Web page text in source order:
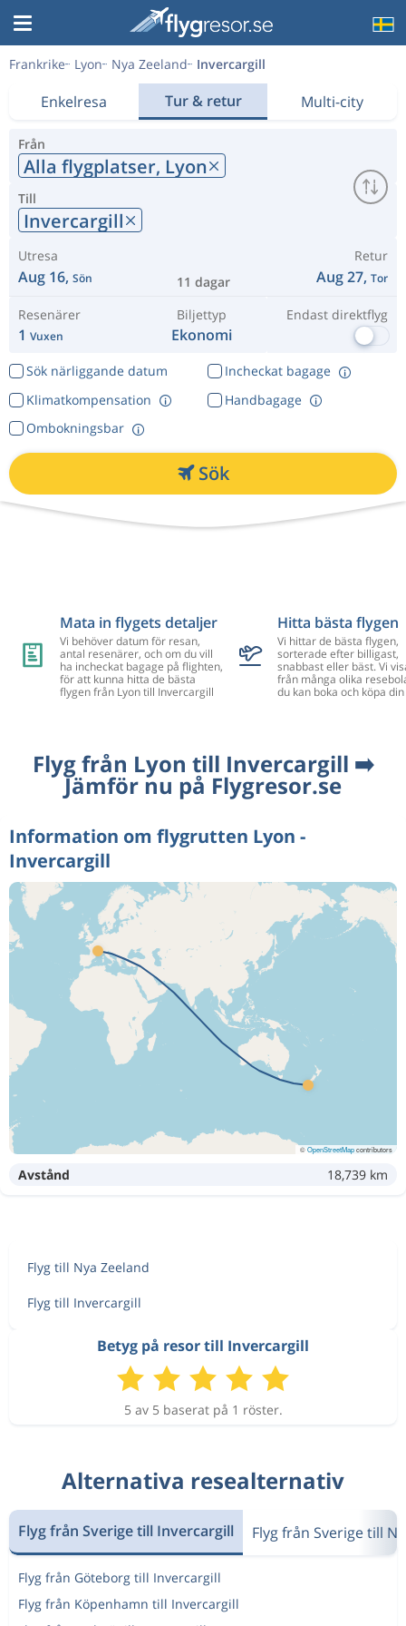
Frankrike Lyon Nya Zeeland Invercargill
Enkelresa Tur & retur Multi-city
Från
Alla flygplatser, Lyon
Till
Invercargill
Utresa
Aug 16, Sön 11 dagar
Retur
Aug 27, Tor
Resenärer
1 Vuxen
Biljettyp
Ekonomi
Endast direktflyg
Sök närliggande datum
Incheckat bagage
Klimatkompensation
Ombokningsbar
Handbagage
Sök
Mata in flygets detaljer
Vi behöver datum för resan,
antal resenärer, och om du vill
ha incheckat bagage på flighten,
för att kunna hitta de bästa
flygen från Lyon till Invercargill
Hitta bästa flygen
Vi hittar de bästa flygen,
sorterade efter billigast,
snabbast eller bäst. Vi
från många olika
du kan boka och köpa
Flyg från Lyon till Invercargill ➡️
Jämför nu på Flygresor.se
Information om flygrutten Lyon -
Invercargill
©OpenStreetMapcontributors
Avstånd 18,739 km
Flyg till Nya Zeeland
Flyg till Invercargill
Betyg på resor till Invercargill
5 av 5 baserat på 1 röster.
Alternativa resealternativ
Flyg från Sverige till Invercargill Flyg från Sverige till
Flyg från Göteborg till Invercargill
Flyg från Köpenhamn till Invercargill